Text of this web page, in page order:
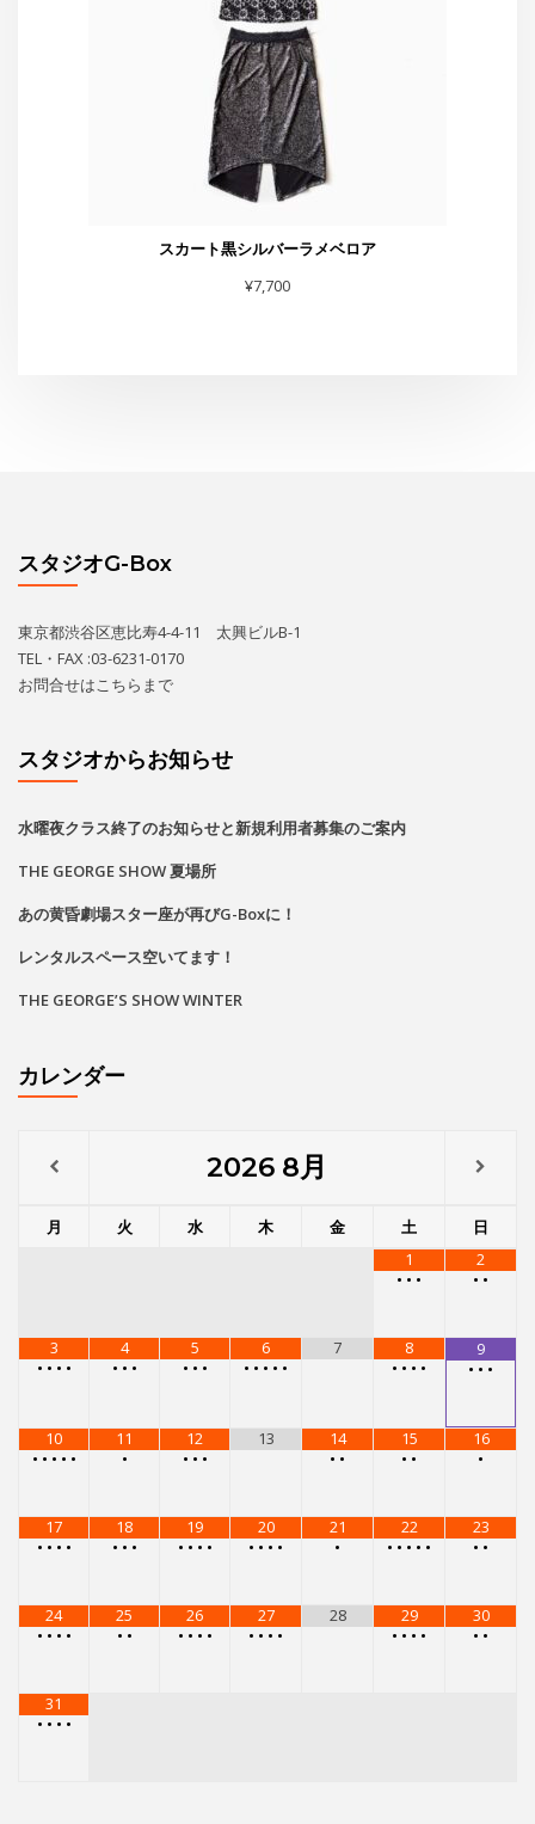
スカート黒シルバーラメベロア
¥7,700
スタジオG-Box
東京都渋谷区恵比寿4-4-11 太興ビルB-1
TEL・FAX :03-6231-0170
お問合せはこちら まで
スタジオからお知らせ
水曜夜クラス終了のお知らせと新規利用者募集のご案内
THE GEORGE SHOW 夏場所
あの黄昏劇場スター座が再びG-Boxに！
レンタルスペース空いてます！
THE GEORGE’S SHOW WINTER
カレンダー
2026 8月
月 火 水 木 金 土
日
1
• • •
2
• •
3
• • • •
4
• • •
5
• • •
6
• • • • •
7
8
• • • •
9
• • •
10
• • • • •
11
•
12
• • •
13
14
• •
15
• •
16
•
17
• • • •
18
• • •
19
• • • •
20
• • • •
21
•
22
• • • • •
23
• •
24
• • • •
25
• •
26
• • • •
27
• • • •
28
29
• • • •
30
• •
31
• • • •